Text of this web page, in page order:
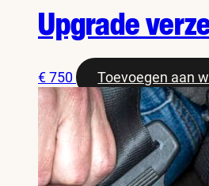
Upgrade
€750 Toevoegen aan